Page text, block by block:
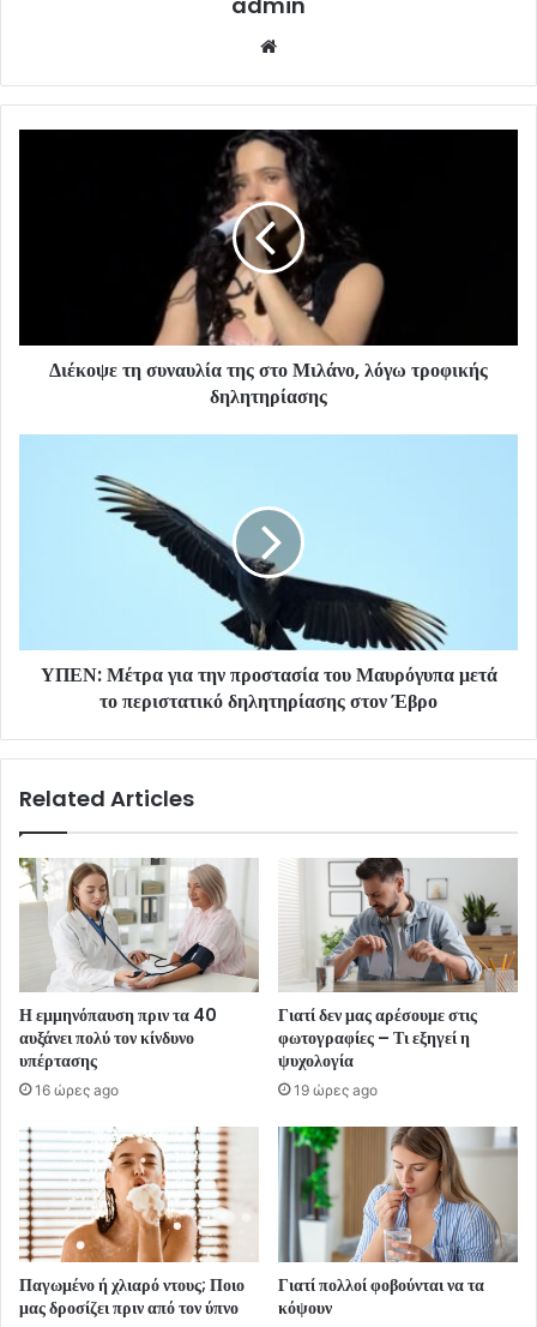
Διέκοψε τη συναυλία της στο Μιλάνο, λόγω τροφικής
δηλητηρίασης
ΥΠΕΝ: Μέτρα για την προστασία του Μαυρόγυπα μετά
το περιστατικό δηλητηρίασης στον Έβρο
Related Articles
Η εμμηνόπαυση πριν τα 40
αυξάνει πολύ τον κίνδυνο
υπέρτασης
16 ώρες ago
Γιατί δεν μας αρέσουμε στις
φωτογραφίες – Τι εξηγεί η
ψυχολογία
19 ώρες ago
Παγωμένο ή χλιαρό ντους; Ποιο
μας δροσίζει πριν από τον ύπνο
Γιατί πολλοί φοβούνται να τα
κόψουν